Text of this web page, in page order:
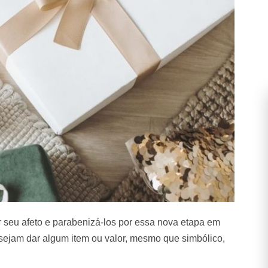
afeto e parabenizá-los por essa nova etapa em
dar algum item ou valor, mesmo que simbólico,